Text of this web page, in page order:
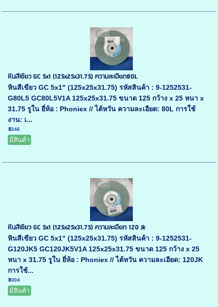
หินสีเขียว GC 5x1 (125x25x31.75) ความละเอียด80L
หินสีเขียว GC 5x1" (125x25x31.75) รหัสสินค้า : 9-1252531-
G80L5 GC80L5V1A 125x25x31.75 ขนาด 125 กว้าง x 25 หนา x
31.75 รูใน ยี่ห้อ : Phoniex // ไต้หวัน ความละเอียด: 80L การใช้
งาน: เ...
฿246
มีสินค้า
หินสีเขียว GC 5x1 (125x25x31.75) ความละเอียด 120 Jk
หินสีเขียว GC 5x1" (125x25x31.75) รหัสสินค้า : 9-1252531-
G120JK5 GC120JK5V1A 125x25x31.75 ขนาด 125 กว้าง x 25
หนา x 31.75 รูใน ยี่ห้อ : Phoniex // ไต้หวัน ความละเอียด: 120JK
การใช้...
฿304
มีสินค้า